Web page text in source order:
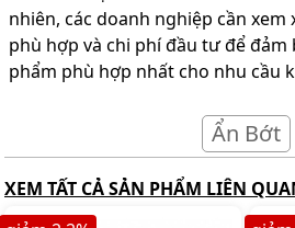
nhiên, các doanh nghiệp cần
phù hợp và chi phí đầu tư để đảm
phẩm phù hợp nhất cho nhu cầu
Ẩn Bớt
XEM TẤT CẢ SẢN PHẨM LIÊN